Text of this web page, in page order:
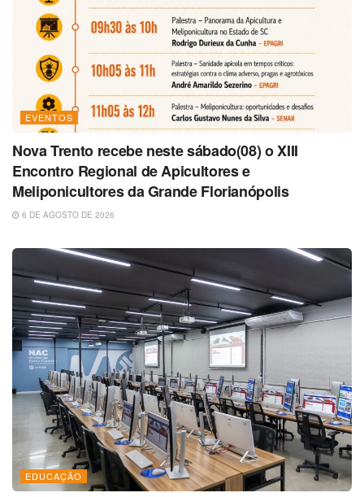
EVENTOS
Nova Trento recebe neste sábado(08) o XIII
Encontro Regional de Apicultores e
Meliponicultores da Grande Florianópolis
6 DE AGOSTO DE 2026
EDUCAÇÃO